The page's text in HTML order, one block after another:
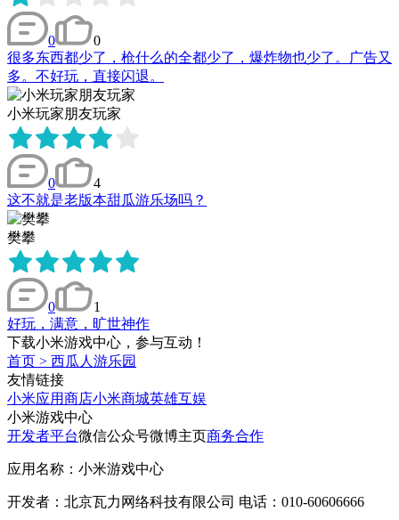
0
0
很多东西都少了，枪什么的全都少了，爆炸物也少了。广告又
多。不好玩，直接闪退。
小米玩家朋友玩家
0
4
这不就是老版本甜瓜游乐场吗？
樊攀
0
1
好玩，满意，旷世神作
下载小米游戏中心，参与互动！
首页 > 西瓜人游乐园
友情链接
小米应用商店小米商城英雄互娱
小米游戏中心
开发者平台微信公众号微博主页商务合作
应用名称：小米游戏中心
开发者：北京瓦力网络科技有限公司 电话：010-60606666